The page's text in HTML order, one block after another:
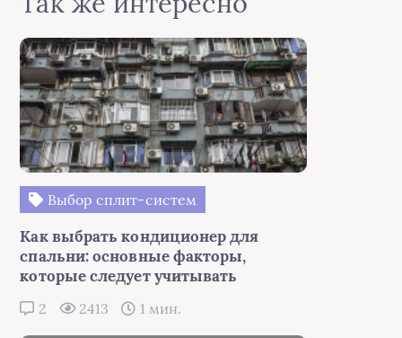
Выбор сплит-систем
Как выбрать кондиционер для
спальни: основные факторы,
которые следует учитывать
2 2413 1 мин.